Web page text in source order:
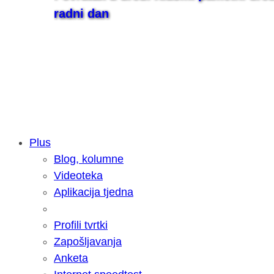
radni dan
Samsung otkrio kako je nastajala
razvoja donijelo tanje i izdržljivije
Plus
Blog, kolumne
Videoteka
Aplikacija tjedna
Profili tvrtki
Zapošljavanja
Anketa